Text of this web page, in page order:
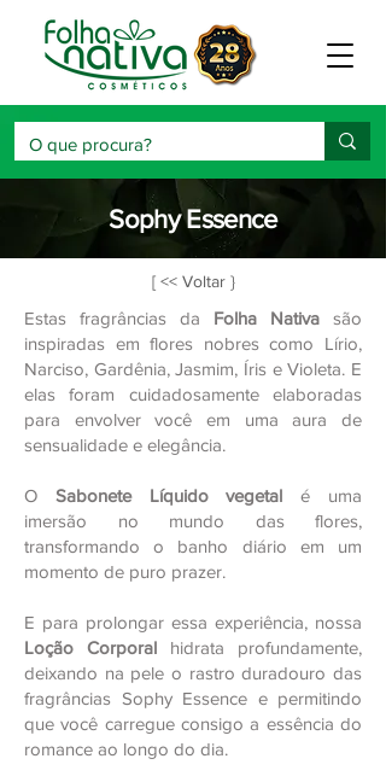
Sophy Essence
[ << Voltar }
Estas fragrâncias da Folha Nativa são
inspiradas em flores nobres como Lírio,
Narciso, Gardênia, Jasmim, Íris e Violeta. E
elas foram cuidadosamente elaboradas
para envolver você em uma aura de
sensualidade e elegância.
O Sabonete Líquido vegetal é uma
imersão no mundo das flores,
transformando o banho diário em um
momento de puro prazer.
E para prolongar essa experiência, nossa
Loção Corporal hidrata profundamente,
deixando na pele o rastro duradouro das
fragrâncias Sophy Essence e permitindo
que você carregue consigo a essência do
romance ao longo do dia.